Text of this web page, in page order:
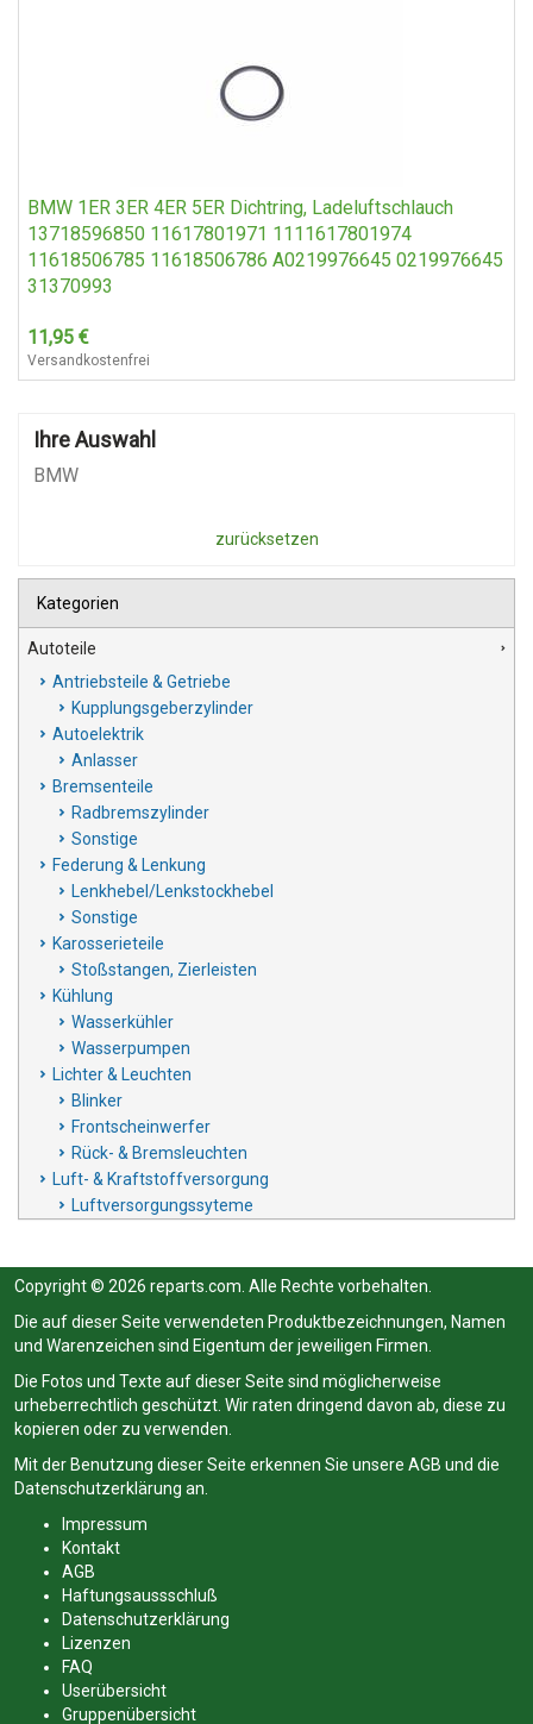
BMW 1ER 3ER 4ER 5ER Dichtring, Ladeluftschlauch
13718596850 11617801971 1111617801974
11618506785 11618506786 A0219976645 0219976645
31370993
11,95 €
Versandkostenfrei
Ihre Auswahl
BMW
zurücksetzen
Kategorien
Autoteile
Antriebsteile & Getriebe
Kupplungsgeberzylinder
Autoelektrik
Anlasser
Bremsenteile
Radbremszylinder
Sonstige
Federung & Lenkung
Lenkhebel/Lenkstockhebel
Sonstige
Karosserieteile
Stoßstangen, Zierleisten
Kühlung
Wasserkühler
Wasserpumpen
Lichter & Leuchten
Blinker
Frontscheinwerfer
Rück- & Bremsleuchten
Luft- & Kraftstoffversorgung
Luftversorgungssyteme
Copyright © 2026 reparts.com. Alle Rechte vorbehalten.
Die auf dieser Seite verwendeten Produktbezeichnungen, Namen
und Warenzeichen sind Eigentum der jeweiligen Firmen.
Die Fotos und Texte auf dieser Seite sind möglicherweise
urheberrechtlich geschützt. Wir raten dringend davon ab, diese zu
kopieren oder zu verwenden.
Mit der Benutzung dieser Seite erkennen Sie unsere AGB und die
Datenschutzerklärung an.
Impressum
Kontakt
AGB
Haftungsaussschluß
Datenschutzerklärung
Lizenzen
FAQ
Userübersicht
Gruppenübersicht